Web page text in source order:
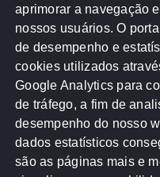
NUVEM DE TAGS
Acontece na Rede
Atricon Audicom
CREA-MT Eventos
MPF Notícias
aprimorar a navegação
nossos usuários. O
de desempenho e
cookies utilizados
Google Analytics para
de tráfego, a fim de
desempenho do nosso
dados estatísticos
são as páginas mais e